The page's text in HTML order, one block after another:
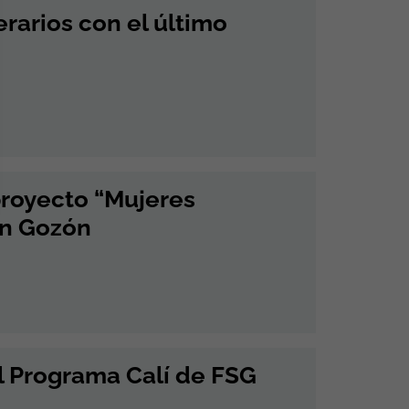
con el último
“Mujeres
Gozón
Calí de FSG